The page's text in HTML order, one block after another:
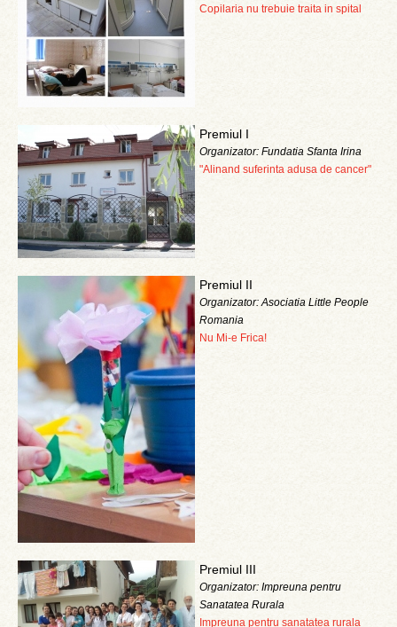
Copilaria nu trebuie traita in spital
Premiul I
Organizator: Fundatia Sfanta Irina
"Alinand suferinta adusa de cancer"
Premiul II
Organizator: Asociatia Little People
Romania
Nu Mi-e Frica!
Premiul III
Organizator: Impreuna pentru
Sanatatea Rurala
Impreuna pentru sanatatea rurala